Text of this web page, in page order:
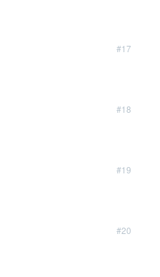
#17
#18
#19
#20